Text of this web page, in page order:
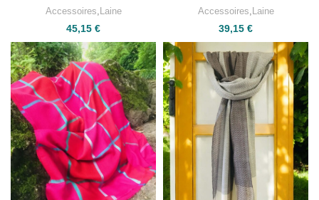
Accessoires Laine
45,15 €
Accessoires Laine
39,15 €